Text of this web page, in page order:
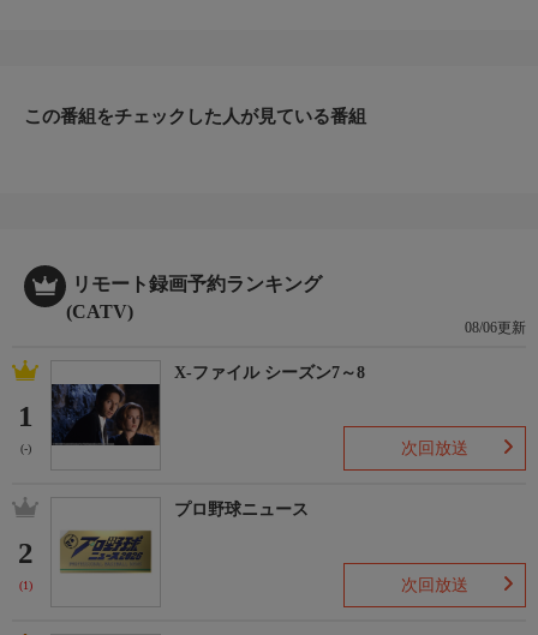
この番組をチェックした人が見ている番組
リモート録画予約ランキング
(CATV)
08/06更新
1
(-)
X-ファイル シーズン7～8
次回放送
2
(1)
プロ野球ニュース
次回放送